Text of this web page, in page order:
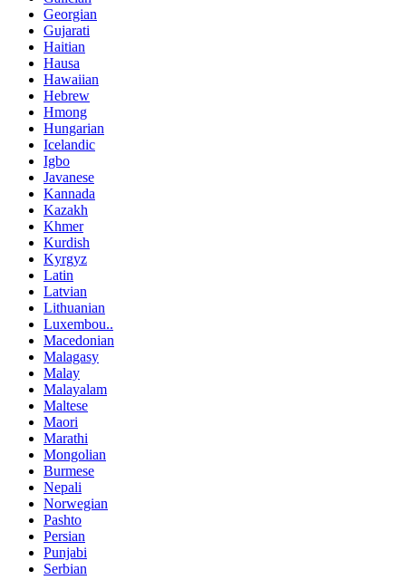
Georgian
Gujarati
Haitian
Hausa
Hawaiian
Hebrew
Hmong
Hungarian
Icelandic
Igbo
Javanese
Kannada
Kazakh
Khmer
Kurdish
Kyrgyz
Latin
Latvian
Lithuanian
Luxembou..
Macedonian
Malagasy
Malay
Malayalam
Maltese
Maori
Marathi
Mongolian
Burmese
Nepali
Norwegian
Pashto
Persian
Punjabi
Serbian